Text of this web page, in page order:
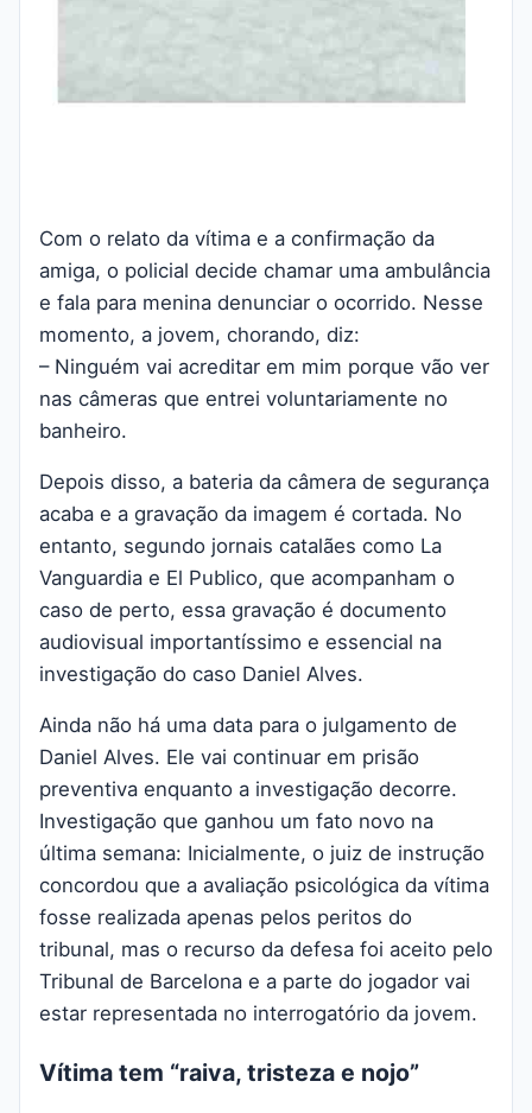
Com o relato da vítima e a confirmação da
amiga, o policial decide chamar uma ambulância
e fala para menina denunciar o ocorrido. Nesse
momento, a jovem, chorando, diz:
– Ninguém vai acreditar em mim porque vão ver
nas câmeras que entrei voluntariamente no
banheiro.
Depois disso, a bateria da câmera de segurança
acaba e a gravação da imagem é cortada. No
entanto, segundo jornais catalães como La
Vanguardia e El Publico, que acompanham o
caso de perto, essa gravação é documento
audiovisual importantíssimo e essencial na
investigação do caso Daniel Alves.
Ainda não há uma data para o julgamento de
Daniel Alves. Ele vai continuar em prisão
preventiva enquanto a investigação decorre.
Investigação que ganhou um fato novo na
última semana: Inicialmente, o juiz de instrução
concordou que a avaliação psicológica da vítima
fosse realizada apenas pelos peritos do
tribunal, mas o recurso da defesa foi aceito pelo
Tribunal de Barcelona e a parte do jogador vai
estar representada no interrogatório da jovem.
Vítima tem “raiva, tristeza e nojo”